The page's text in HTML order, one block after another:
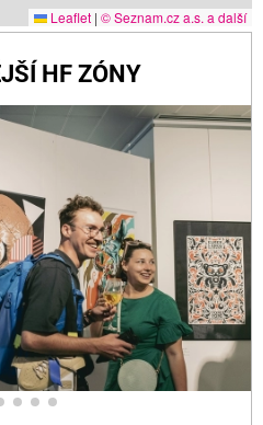
Leaflet | © Seznam.cz a.s. a další
HF ZÓNY